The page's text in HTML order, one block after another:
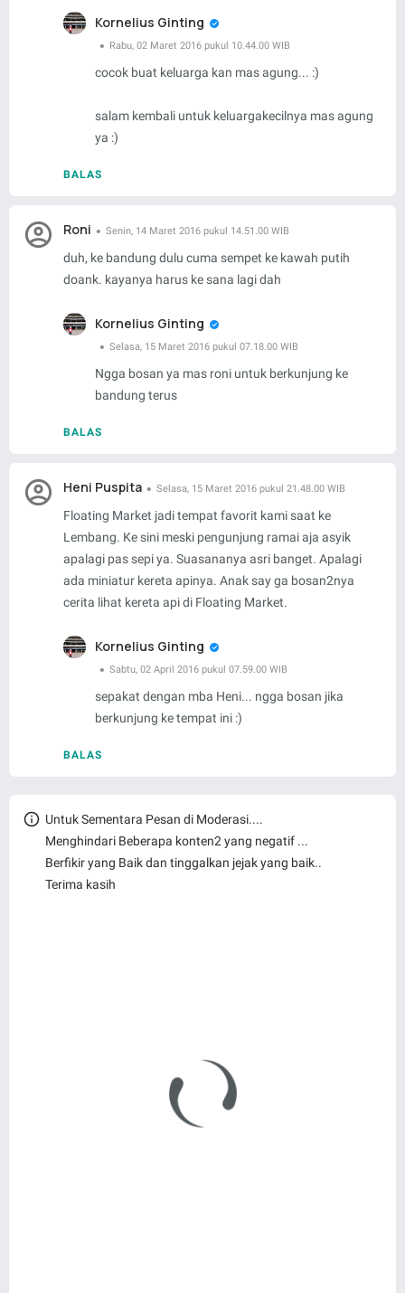
BALAS
Kornelius Ginting
Rabu, 02 Maret 2016 pukul 10.44.00 WIB
cocok buat keluarga kan mas agung... :)
salam kembali untuk keluargakecilnya mas agung
ya :)
Roni Senin, 14 Maret 2016 pukul 14.51.00 WIB
duh, ke bandung dulu cuma sempet ke kawah putih
doank. kayanya harus ke sana lagi dah
BALAS
Kornelius Ginting
Selasa, 15 Maret 2016 pukul 07.18.00 WIB
Ngga bosan ya mas roni untuk berkunjung ke
bandung terus
Heni Puspita Selasa, 15 Maret 2016 pukul 21.48.00 WIB
Floating Market jadi tempat favorit kami saat ke
Lembang. Ke sini meski pengunjung ramai aja asyik
apalagi pas sepi ya. Suasananya asri banget. Apalagi
ada miniatur kereta apinya. Anak say ga bosan2nya
cerita lihat kereta api di Floating Market.
BALAS
Kornelius Ginting
Sabtu, 02 April 2016 pukul 07.59.00 WIB
sepakat dengan mba Heni... ngga bosan jika
berkunjung ke tempat ini :)
Untuk Sementara Pesan di Moderasi....
Menghindari Beberapa konten2 yang negatif ...
Berfikir yang Baik dan tinggalkan jejak yang baik..
Terima kasih